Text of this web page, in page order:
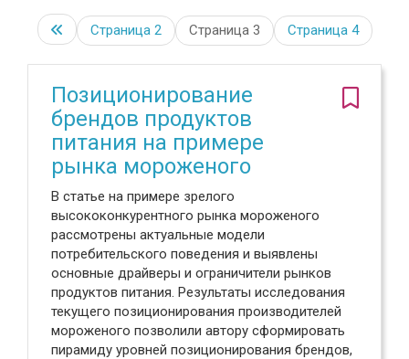
Страница 2 Страница 3 Страница 4
Позиционирование
брендов продуктов
питания на примере
рынка мороженого
В статье на примере зрелого
высококонкурентного рынка мороженого
рассмотрены актуальные модели
потребительского поведения и выявлены
основные драйверы и ограничители рынков
продуктов питания. Результаты исследования
текущего позиционирования производителей
мороженого позволили автору сформировать
пирамиду уровней позиционирования брендов,